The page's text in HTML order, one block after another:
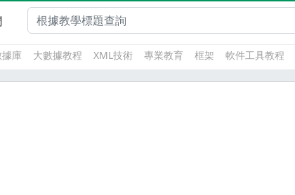
庫 大數據教程 XML技術 專業教育 框架 軟件工具教程